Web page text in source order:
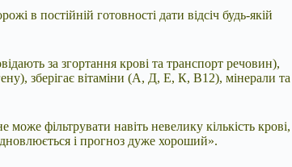
в постійній готовності дати відсіч будь-якій
за згортання крові та транспорт речовин),
зберігає вітаміни (А, Д, Е, К, В12), мінерали та
фільтрувати навіть невелику кількість крові,
і прогноз дуже хороший».